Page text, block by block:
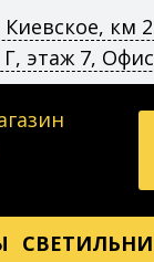
км
этаж 7,